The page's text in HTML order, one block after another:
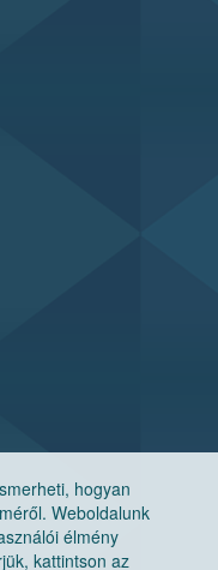
hogyan
Weboldalunk
élmény
kattintson az